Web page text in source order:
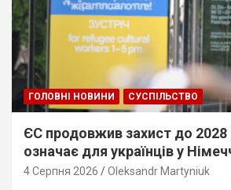
ГОЛОВНІ НОВИНИ СУСПІЛЬСТВО
ЄС продовжив захист до
означає для українців у
4 Серпня 2026 Oleksandr Martyniuk